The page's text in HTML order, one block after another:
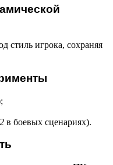
стиль игрока, сохраняя
в боевых сценариях).